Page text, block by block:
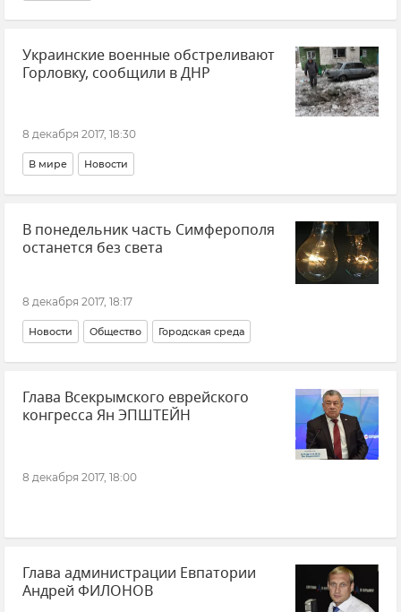
Украинские военные обстреливают
Горловку, сообщили в ДНР
8 декабря 2017, 18:30
В мире Новости
В понедельник часть Симферополя
останется без света
8 декабря 2017, 18:17
Новости Общество Городская среда
Глава Всекрымского еврейского
конгресса Ян ЭПШТЕЙН
8 декабря 2017, 18:00
Глава администрации Евпатории
Андрей ФИЛОНОВ